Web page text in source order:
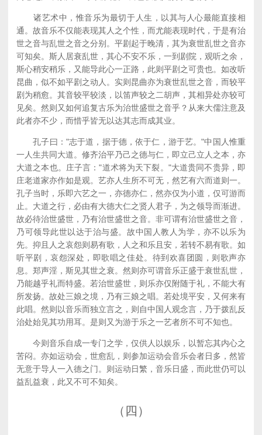
诸艺术中，惟音乐为最切于人生，以其与人心最能直接相
通。故音乐不仅能表现其人之个性，而尤能表现时代，于是有治
世之音与乱世之音之分别。平剧起于晚清，其为衰世乱世之音亦
可知矣。斯人居衰乱世，其心不安不乐，一到剧院，观听之余，
斯心稍安稍乐，又能导此心一正路，此则平剧之可贵也。如改听
昆曲，似不如平剧之动人。实则昆曲亦为衰世乱世之音，而较平
剧为稍愈。其音较平较淡，以笛声较之二胡声，其相异处亦较可
见矣。然则又如何追复古乐为治世盛世之音乎？从来大儒注意及
此者亦不少，而惜乎皆无以达其志而成其业。
孔子曰："志于道，据于德，依于仁，游于艺。"中国人惟重
一人生共同大道。修齐治平乃己之德与仁，即立己立人之本，亦
大道之本也。庄子言："道术将为天下裂。"大道贵同不贵异，即
庄老道家亦作如是观。艺亦人生所不可无，然艺有六而道则一。
孔子当时，乐即六艺之一，亦德亦仁，然亦仅为小道，仅可游而
止。大道之行，必由有大德大仁之贤人君子，为之领导而渐进。
故必待治世盛世，乃有治世盛世之音。非可谓有治世盛世之音，
乃可领导此世以达于治与盛。故中国人教人为学，亦不以乐为
先。抑且人之哀怨则易有歌，人之和乐且安，若转不易有歌。如
听平剧，哀怨深处，即歌唱之佳处。待到欢喜团圆，则歌声亦
息。郑声淫，斯见其世之衰。然则亦可谓音乐正盛于衰世乱世，
乃能越乎礼而特盛。若治世盛世，则乐亦仅附随于礼，不能大有
所发扬。故处三娘之境，乃有三娘之唱。若处境平安，又何来有
此唱。然则以音乐而独立言之，则自中国人观念言，乃于拨乱反
治处始见其功用耳。是则又为游于乐之一艺者所不可不知也。
今则音乐自成一专门之学，仅供人以娱乐，以暂忘其内心之
苦闷。亦如运动会，世愈乱，则参加运动会音乐会者日多，然皆
无意于导人一入德之门。则运动日繁，音乐日盛，而此世仍可以
益乱益衰，此又不可不知矣。
（四）